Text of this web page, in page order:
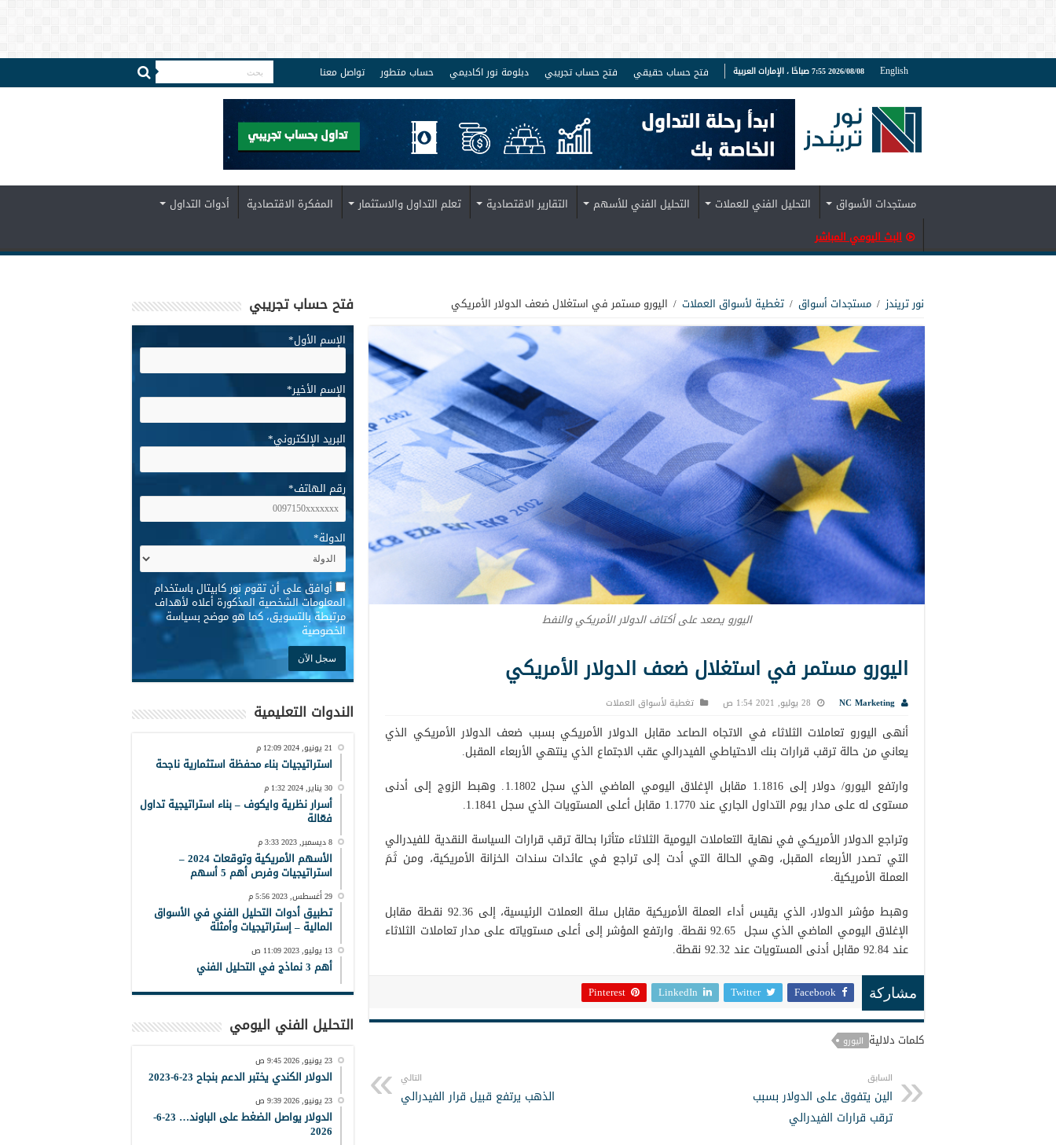
English 2026/08/08 7:55 صباحًا ، الإمارات العربية فتح حساب حقيقي فتح حساب تجريبي دبلومة نور اكاديمي حساب متطور تواصل معنا
مستجدات الأسواق التحليل الفني للعملات التحليل الفني للأسهم التقارير الاقتصادية تعلم التداول والاستثمار المفكرة الاقتصادية
أدوات التداول
البث اليومي المباشر
نور تريندز / مستجدات أسواق / تغطية لأسواق العملات / اليورو مستمر في استغلال ضعف الدولار الأمريكي
اليورو يصعد على أكتاف الدولار الأمريكي والنفط
اليورو مستمر في استغلال ضعف الدولار الأمريكي
NC Marketing 28 يوليو, 2021 1:54 ص تغطية لأسواق العملات
أنهى اليورو تعاملات الثلاثاء في الاتجاه الصاعد مقابل الدولار الأمريكي بسبب ضعف الدولار الأمريكي الذي
يعاني من حالة ترقب قرارات بنك الاحتياطي الفيدرالي عقب الاجتماع الذي ينتهي الأربعاء المقبل.
وارتفع اليورو/ دولار إلى 1.1816 مقابل الإغلاق اليومي الماضي الذي سجل 1.1802. وهبط الزوج إلى أدنى
مستوى له على مدار يوم التداول الجاري عند 1.1770 مقابل أعلى المستويات الذي سجل 1.1841.
وتراجع الدولار الأمريكي في نهاية التعاملات اليومية الثلاثاء متأثرا بحالة ترقب قرارات السياسة النقدية للفيدرالي
التي تصدر الأربعاء المقبل، وهي الحالة التي أدت إلى تراجع في عائدات سندات الخزانة الأمريكية، ومن ثَمَ
العملة الأمريكية.
وهبط مؤشر الدولار، الذي يقيس أداء العملة الأمريكية مقابل سلة العملات الرئيسية، إلى 92.36 نقطة مقابل
الإغلاق اليومي الماضي الذي سجل 92.65 نقطة. وارتفع المؤشر إلى أعلى مستوياته على مدار تعاملات الثلاثاء
عند 92.84 مقابل أدنى المستويات عند 92.32 نقطة.
مشاركة Facebook
Twitter
LinkedIn
Pinterest
كلمات دلالية اليورو
السابق
الين يتفوق على الدولار بسبب
ترقب قرارات الفيدرالي
التالي
الذهب يرتفع قبيل قرار الفيدرالي
فتح حساب تجريبي
الإسم الأول*
الإسم الأخير*
البريد الإلكتروني*
رقم الهاتف*
الدولة*
* أوافق على أن تقوم نور كابيتال باستخدام
المعلومات الشخصية المذكورة أعلاه لأهداف
مرتبطة بالتسويق، كما هو موضح بسياسة
الخصوصية
الندوات التعليمية
21 يونيو, 2024 12:09 م
استراتيجيات بناء محفظة استثمارية ناجحة
30 يناير, 2024 1:32 م
أسرار نظرية وايكوف – بناء استراتيجية تداول
فعّالة
8 ديسمبر, 2023 3:33 م
الأسهم الأمريكية وتوقعات 2024 –
استراتيجيات وفرص أهم 5 أسهم
29 أغسطس, 2023 5:56 م
تطبيق أدوات التحليل الفني في الأسواق
المالية – إستراتيجيات وأمثلة
13 يوليو, 2023 11:09 ص
أهم 3 نماذج في التحليل الفني
التحليل الفني اليومي
23 يونيو, 2026 9:45 ص
الدولار الكندي يختبر الدعم بنجاح 23-6-2023
23 يونيو, 2026 9:39 ص
الدولار يواصل الضغط على الباوند… 23-6-
2026